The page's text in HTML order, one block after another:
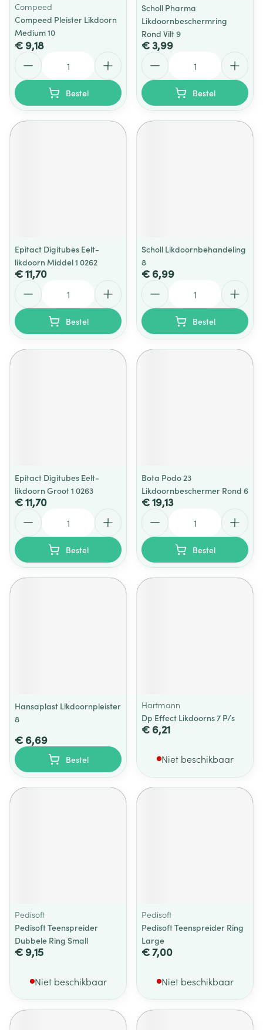
Compeed
Compeed Pleister Likdoorn
Medium 10
€ 9,18
Bestel
Scholl Pharma
Likdoornbeschermring
Rond Vilt 9
€ 3,99
Bestel
Epitact Digitubes Eelt-
likdoorn Middel 1 0262
€ 11,70
Bestel
Scholl Likdoornbehandeling
8
€ 6,99
Bestel
Epitact Digitubes Eelt-
likdoorn Groot 1 0263
€ 11,70
Bestel
Bota Podo 23
Likdoornbeschermer Rond 6
€ 19,13
Bestel
Hansaplast Likdoornpleister
8
€ 6,69
Bestel
Hartmann
Dp Effect Likdoorns 7 P/s
€ 6,21
Niet beschikbaar
Pedisoft
Pedisoft Teenspreider
Dubbele Ring Small
€ 9,15
Niet beschikbaar
Pedisoft
Pedisoft Teenspreider Ring
Large
€ 7,00
Niet beschikbaar